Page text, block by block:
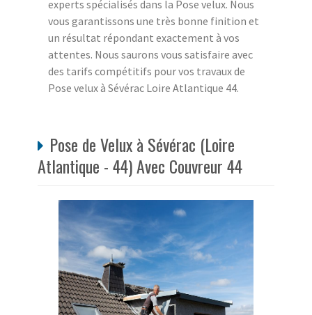
experts spécialisés dans la Pose velux. Nous
vous garantissons une très bonne finition et
un résultat répondant exactement à vos
attentes. Nous saurons vous satisfaire avec
des tarifs compétitifs pour vos travaux de
Pose velux à Sévérac Loire Atlantique 44.
Pose de Velux à Sévérac (Loire
Atlantique - 44) Avec Couvreur 44